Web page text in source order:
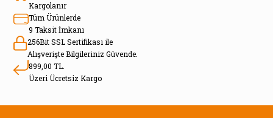
Kargolanır
Tüm Ürünlerde
9 Taksit İmkanı
256Bit SSL Sertifikası ile
Alışverişte Bilgileriniz Güvende.
899,00 TL.
Üzeri Ücretsiz Kargo